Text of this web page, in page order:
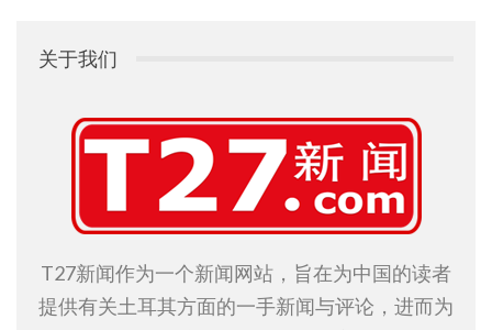
关于我们
T27新闻作为一个新闻网站，旨在为中国的读者
提供有关土耳其方面的一手新闻与评论，进而为